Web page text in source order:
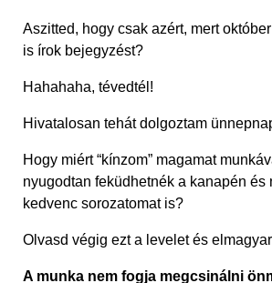
Aszitted, hogy csak azért, mert
is írok bejegyzést?
Hahahaha, tévedtél!
Hivatalosan tehát dolgoztam
Hogy miért “kínzom” magamat
nyugodtan feküdhetnék a kanapén és
kedvenc sorozatomat is?
Olvasd végig ezt a levelet és
A munka nem fogja megcsinálni